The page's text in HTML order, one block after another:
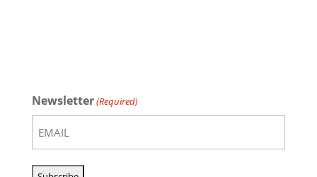
Newsletter(Required)